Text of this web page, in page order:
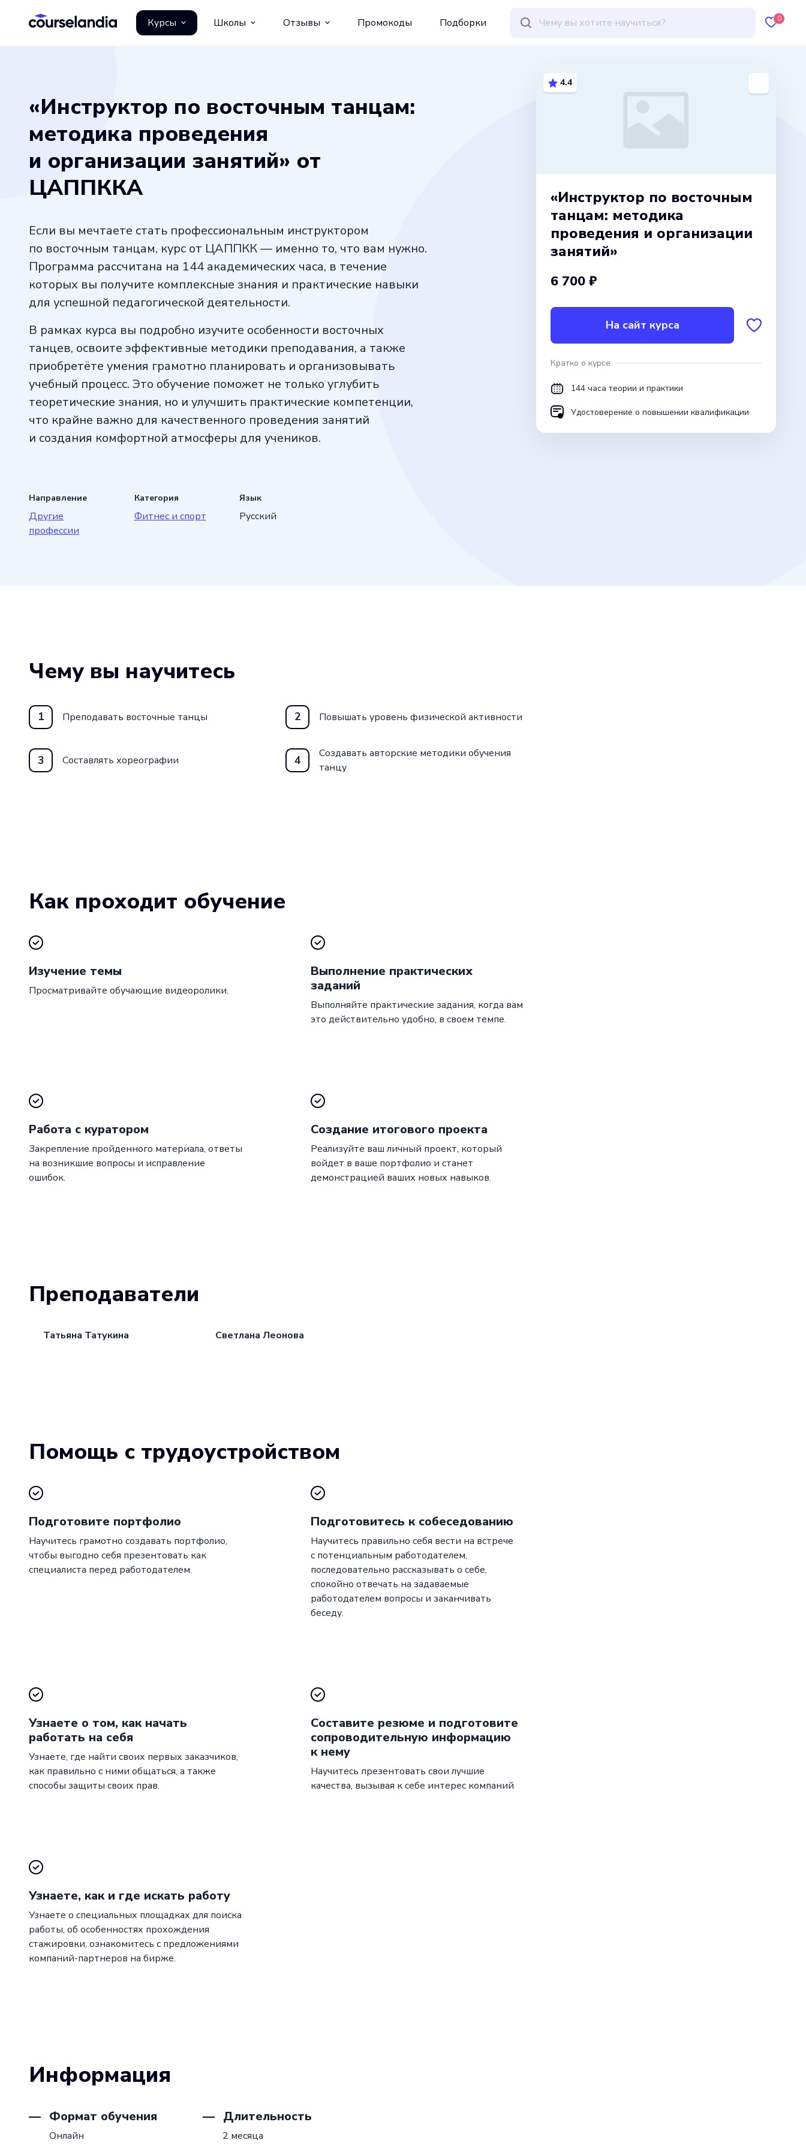
Курсы Школы Отзывы Промокоды Подборки 0
«Инструктор по восточным танцам:
методика проведения
и организации занятий» от
ЦАППККА
Если вы мечтаете стать профессиональным инструктором
по восточным танцам, курс от ЦАППКК — именно то, что вам нужно.
Программа рассчитана на 144 академических часа, в течение
которых вы получите комплексные знания и практические навыки
для успешной педагогической деятельности.
В рамках курса вы подробно изучите особенности восточных
танцев, освоите эффективные методики преподавания, а также
приобретёте умения грамотно планировать и организовывать
учебный процесс. Это обучение поможет не только углубить
теоретические знания, но и улучшить практические компетенции,
что крайне важно для качественного проведения занятий
и создания комфортной атмосферы для учеников.
Направление
Другие
профессии
Категория
Фитнес и спорт
Язык
Русский
4.4
«Инструктор по восточным
танцам: методика
проведения и организации
занятий»
6 700 ₽
На сайт курса
Кратко о курсе
144 часа теории и практики
Удостоверение о повышении квалификации
Чему вы научитесь
1 Преподавать восточные танцы 2 Повышать уровень физической активности
3 Составлять хореографии 4
Создавать авторские методики обучения
танцу
Как проходит обучение
Изучение темы
Просматривайте обучающие видеоролики.
Выполнение практических
заданий
Выполняйте практические задания, когда вам
это действительно удобно, в своем темпе.
Работа с куратором
Закрепление пройденного материала, ответы
на возникшие вопросы и исправление
ошибок.
Создание итогового проекта
Реализуйте ваш личный проект, который
войдет в ваше портфолио и станет
демонстрацией ваших новых навыков.
Преподаватели
Татьяна Татукина Светлана Леонова
Помощь с трудоустройством
Подготовите портфолио
Научитесь грамотно создавать портфолио,
чтобы выгодно себя презентовать как
специалиста перед работодателем.
Подготовитесь к собеседованию
Научитесь правильно себя вести на встрече
с потенциальным работодателем,
последовательно рассказывать о себе,
спокойно отвечать на задаваемые
работодателем вопросы и заканчивать
беседу.
Узнаете о том, как начать
работать на себя
Узнаете, где найти своих первых заказчиков,
как правильно с ними общаться, а также
способы защиты своих прав.
Составите резюме и подготовите
сопроводительную информацию
к нему
Научитесь презентовать свои лучшие
качества, вызывая к себе интерес компаний
Узнаете, как и где искать работу
Узнаете о специальных площадках для поиска
работы, об особенностях прохождения
стажировки, ознакомитесь с предложениями
компаний-партнеров на бирже.
Информация
Формат обучения
Онлайн
Длительность
2 месяца